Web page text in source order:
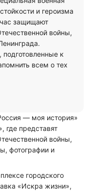
и героизма
защищают
войны,
к
всем о тех
— моя история»
где представят
войны,
фотографии и
городского
«Искра жизни»,